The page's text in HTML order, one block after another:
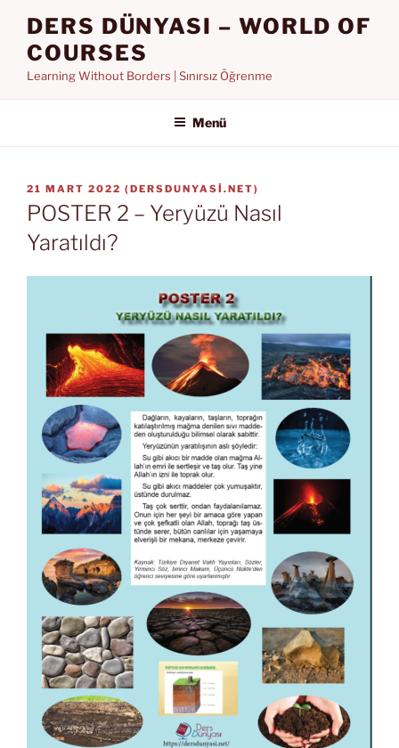
DERS DÜNYASI – WORLD OF
COURSES
Learning Without Borders | Sınırsız Öğrenme
Menü
YAYIM
TARIHI
21 MART 2022 (DERSDUNYASI.NET)
POSTER 2 – Yeryüzü Nasıl
Yaratıldı?